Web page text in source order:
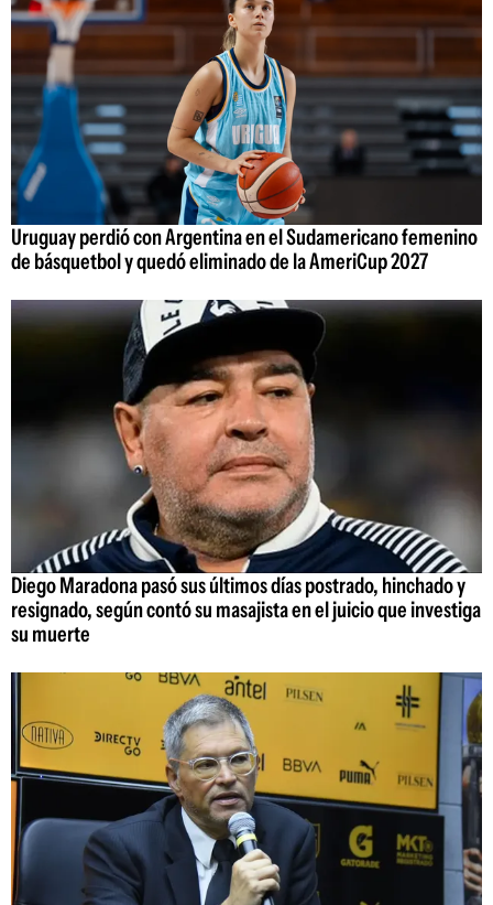
Uruguay perdió con Argentina en el Sudamericano femenino
de básquetbol y quedó eliminado de la AmeriCup 2027
Diego Maradona pasó sus últimos días postrado, hinchado y
resignado, según contó su masajista en el juicio que investiga
su muerte